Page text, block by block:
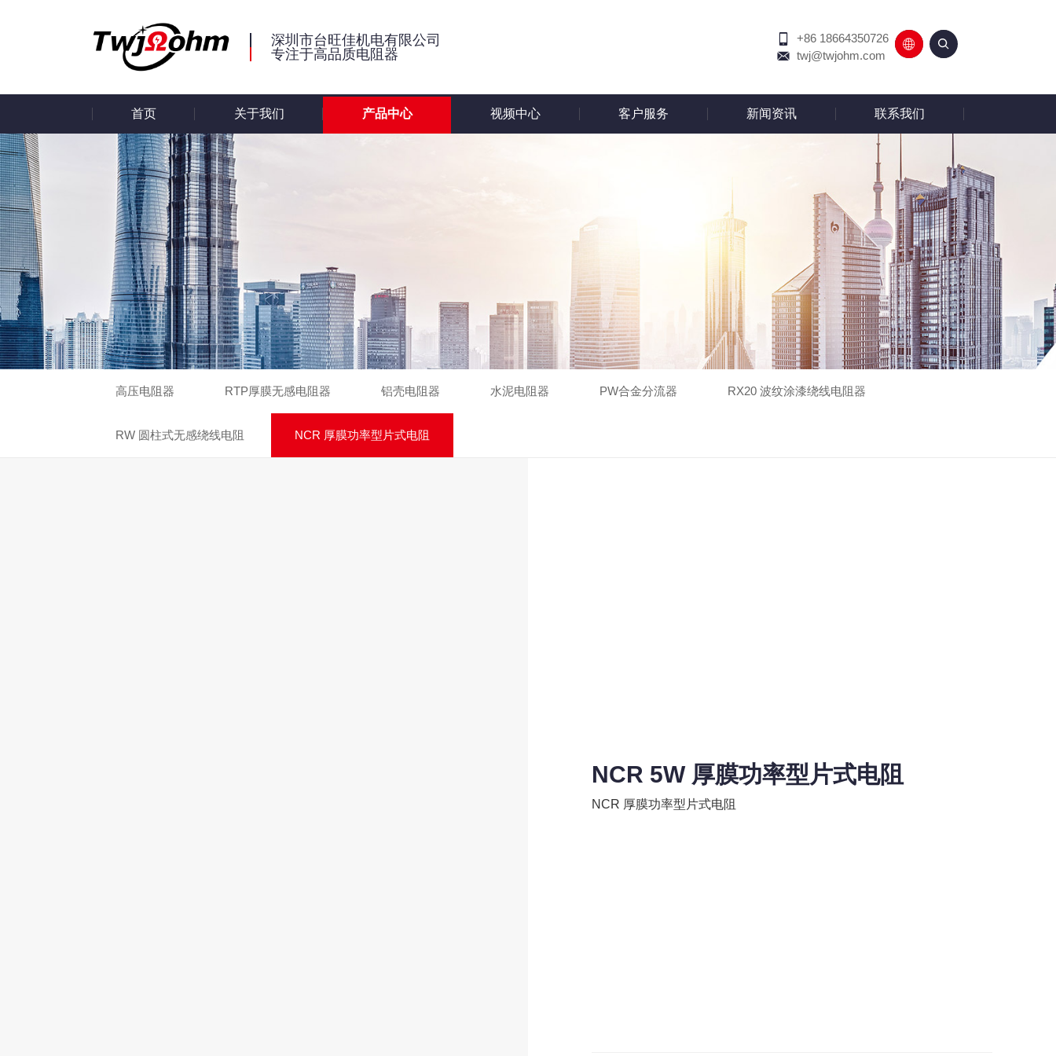
深圳市台旺佳机电有限公司
专注于高品质电阻器
+86 18664350726
twj@twjohm.com
English 中文
首页 关于我们 产品中心 视频中心 客户服务 新闻资讯 联系我们
高压电阻器 RTP厚膜无感电阻器 铝壳电阻器 水泥电阻器 PW合金分流器 RX20 波纹涂漆绕线电阻器
RW 圆柱式无感绕线电阻 NCR 厚膜功率型片式电阻
NCR 5W 厚膜功率型片式电阻
NCR 厚膜功率型片式电阻